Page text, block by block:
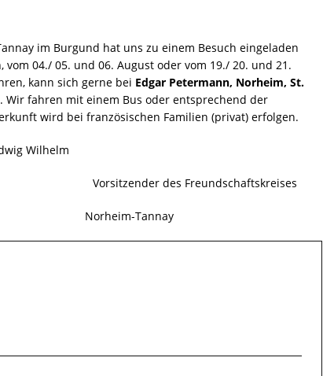
im Burgund hat uns zu einem Besuch eingeladen
04./ 05. und 06. August oder vom 19./ 20. und 21.
kann sich gerne bei Edgar Petermann, Norheim, St.
Wir fahren mit einem Bus oder entsprechend der
wird bei französischen Familien (privat) erfolgen.
Wilhelm
des Freundschaftskreises